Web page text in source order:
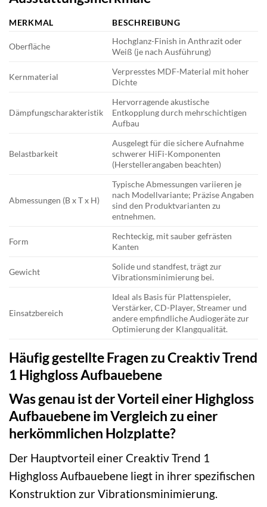
MERKMAL BESCHREIBUNG
Oberfläche
Hochglanz-Finish in Anthrazit oder
Weiß (je nach Ausführung)
Kernmaterial
Verpresstes MDF-Material mit hoher
Dichte
Dämpfungscharakteristik
Hervorragende akustische
Entkopplung durch mehrschichtigen
Aufbau
Belastbarkeit
Ausgelegt für die sichere Aufnahme
schwerer HiFi-Komponenten
(Herstellerangaben beachten)
Abmessungen (B x T x H)
Typische Abmessungen variieren je
nach Modellvariante; Präzise Angaben
sind den Produktvarianten zu
entnehmen.
Form
Rechteckig, mit sauber gefrästen
Kanten
Gewicht
Solide und standfest, trägt zur
Vibrationsminimierung bei.
Einsatzbereich
Ideal als Basis für Plattenspieler,
Verstärker, CD-Player, Streamer und
andere empfindliche Audiogeräte zur
Optimierung der Klangqualität.
Häufig gestellte Fragen zu Creaktiv Trend
1 Highgloss Aufbauebene
Was genau ist der Vorteil einer Highgloss
Aufbauebene im Vergleich zu einer
herkömmlichen Holzplatte?
Der Hauptvorteil einer Creaktiv Trend 1
Highgloss Aufbauebene liegt in ihrer spezifischen
Konstruktion zur Vibrationsminimierung.